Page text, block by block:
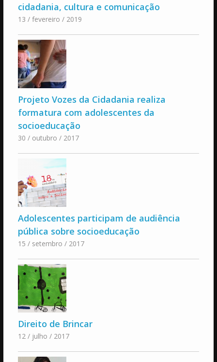
cidadania, cultura e comunicação
13 / fevereiro / 2019
Projeto Vozes da Cidadania realiza
formatura com adolescentes da
socioeducação
30 / outubro / 2017
Adolescentes participam de audiência
pública sobre socioeducação
15 / setembro / 2017
Direito de Brincar
12 / julho / 2017